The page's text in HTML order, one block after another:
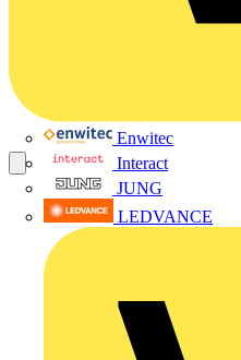
Enwitec
Interact
JUNG
LEDVANCE